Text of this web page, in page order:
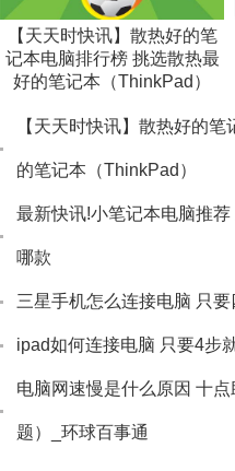
【天天时快讯】散热好的笔
记本电脑排行榜 挑选散热最
好的笔记本（ThinkPad）
【天天时快讯】散热好的
的笔记本（ThinkPad）
最新快讯!小笔记本电脑推
哪款
三星手机怎么连接电脑 只
ipad如何连接电脑 只要4步
电脑网速慢是什么原因 十
题）_环球百事通